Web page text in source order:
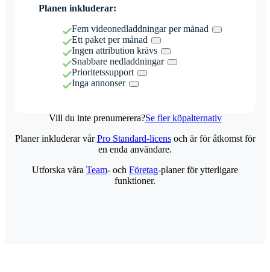
Planen inkluderar:
Fem videonedladdningar per månad
Ett paket per månad
Ingen attribution krävs
Snabbare nedladdningar
Prioritetssupport
Inga annonser
Vill du inte prenumerera?Se fler köpalternativ
Planer inkluderar vårPro Standard-licensoch är för åtkomst för
en enda användare.
Utforska våra Team- och Företag-planer för ytterligare
funktioner.